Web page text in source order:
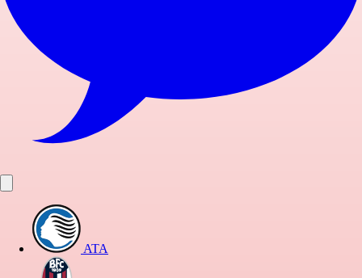
ATA